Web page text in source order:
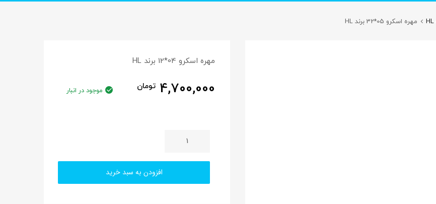
مهره اسکرو 05*32 برند HL
مهره اسکرو 04*12 برند HL
4,700,000 تومان موجود در انبار
افزودن به سبد خرید